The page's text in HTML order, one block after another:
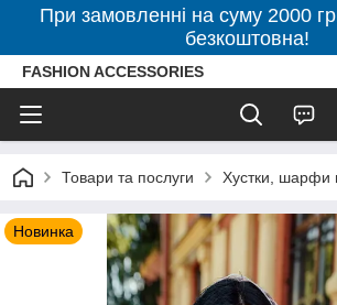
При замовленні на суму 2000
безкоштовна!
FASHION ACCESSORIES
Товари та послуги Хустки, шарфи
Новинка